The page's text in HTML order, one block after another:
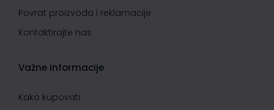
Povrat proizvoda i reklamacije
Kontaktirajte nas
Važne informacije
Kako kupovati